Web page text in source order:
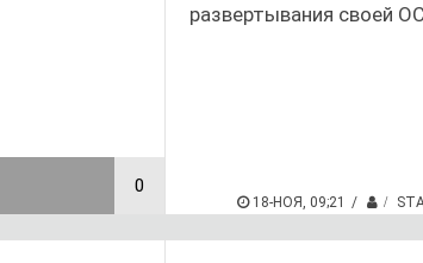
0
развертывания своей
18-НОЯ, 09;21